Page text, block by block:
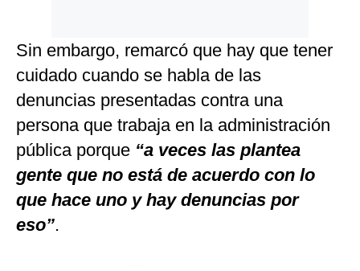
Sin embargo, remarcó que hay que tener
cuidado cuando se habla de las
denuncias presentadas contra una
persona que trabaja en la administración
pública porque “a veces las plantea
gente que no está de acuerdo con lo
que hace uno y hay denuncias por
eso”.